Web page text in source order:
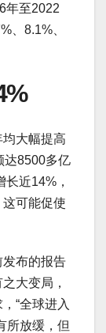
年至2022
、8.1%、
大幅提高
达8500多亿
近14%，
可能促使
布的报告
大变局，
“全球进入
所放缓，但